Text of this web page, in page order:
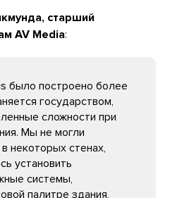
старший
AV Media:
было построено более
государством,
сложности при
Мы не могли
некоторых стенах,
установить
системы,
палитре здания,